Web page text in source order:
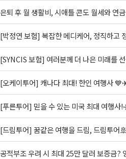
은퇴 후 월 생활비, 시애틀 콘도 월세와 연
[박정연 보험] 복잡한 메디케어, 정직하고
[SYNCIS 보험] 여러분께 더 나은 미래를
[오케이투어] 캐나다 최대! 한인 여행사
[푸른투어] 믿을 수 있는 미국 최대 여행사
[드림투어] 꿈같은 여행을 드림, 드림투어🚢
공적부조 우려 시 최대 25만 달러 보증금?